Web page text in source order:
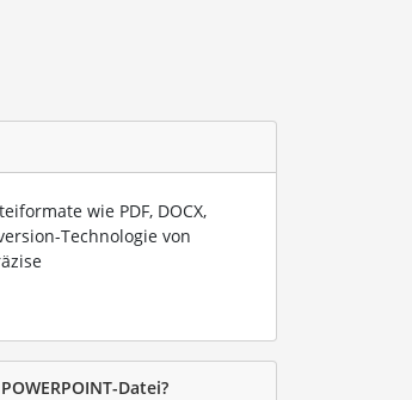
wie PDF, DOCX,
Technologie von
Datei?